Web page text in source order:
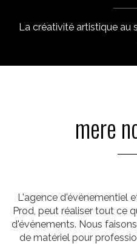
La créativité artistique au
mere
L'agence d'événementiel
Prod, peut réaliser tout ce
d'événements. Nous
de matériel pour